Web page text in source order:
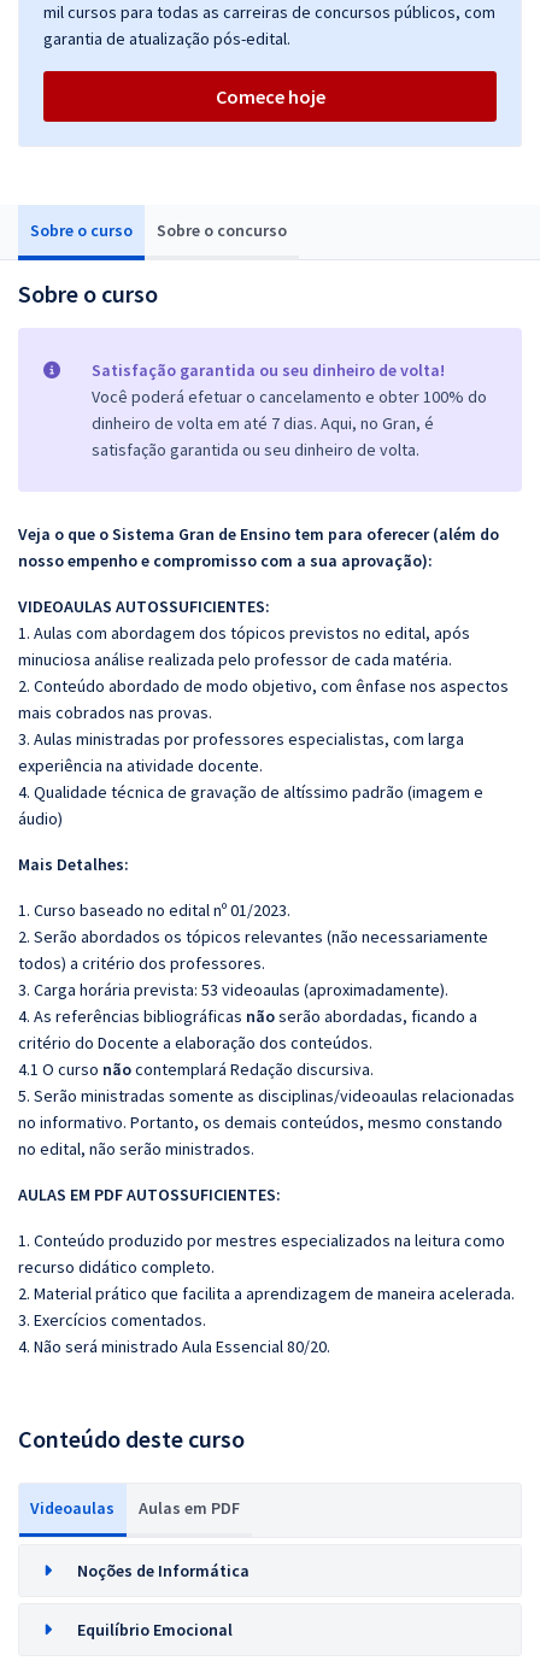
Sobre o curso Sobre o concurso
Sobre o curso
Satisfação garantida ou seu dinheiro de volta!
Você poderá efetuar o cancelamento e obter 100% do
dinheiro de volta em até 7 dias. Aqui, no Gran, é
satisfação garantida ou seu dinheiro de volta.
Veja o que o Sistema Gran de Ensino tem para oferecer (além do
nosso empenho e compromisso com a sua aprovação):
VIDEOAULAS AUTOSSUFICIENTES:
1. Aulas com abordagem dos tópicos previstos no edital, após
minuciosa análise realizada pelo professor de cada matéria.
2. Conteúdo abordado de modo objetivo, com ênfase nos aspectos
mais cobrados nas provas.
3. Aulas ministradas por professores especialistas, com larga
experiência na atividade docente.
4. Qualidade técnica de gravação de altíssimo padrão (imagem e
áudio)
Mais Detalhes:
1. Curso baseado no edital nº 01/2023.
2. Serão abordados os tópicos relevantes (não necessariamente
todos) a critério dos professores.
3. Carga horária prevista: 53 videoaulas (aproximadamente).
4. As referências bibliográficas nãoserão abordadas, ficando a
critério do Docente a elaboração dos conteúdos.
4.1 O curso nãocontemplará Redação discursiva.
5. Serão ministradas somente as disciplinas/videoaulas relacionadas
no informativo. Portanto, os demais conteúdos, mesmo constando
no edital, não serão ministrados.
AULAS EM PDF AUTOSSUFICIENTES:
1. Conteúdo produzido por mestres especializados na leitura como
recurso didático completo.
2. Material prático que facilita a aprendizagem de maneira acelerada.
3. Exercícios comentados.
4. Não será ministrado Aula Essencial 80/20.
Conteúdo deste curso
Videoaulas Aulas em PDF
Noções de Informática
Equilíbrio Emocional
mil cursos para todas as carreiras de concursos públicos, com
garantia de atualização pós-edital.
Comece hoje